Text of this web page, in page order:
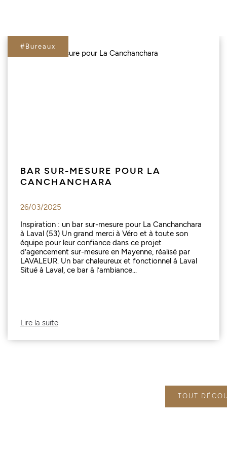
#Bureaux
BAR SUR-MESURE POUR LA
CANCHANCHARA
26/03/2025
Inspiration : un bar sur-mesure pour La Canchanchara
à Laval (53) Un grand merci à Véro et à toute son
équipe pour leur confiance dans ce projet
d’agencement sur-mesure en Mayenne, réalisé par
LAVALEUR. Un bar chaleureux et fonctionnel à Laval
Situé à Laval, ce bar à l’ambiance...
Lire la suite
TOUT